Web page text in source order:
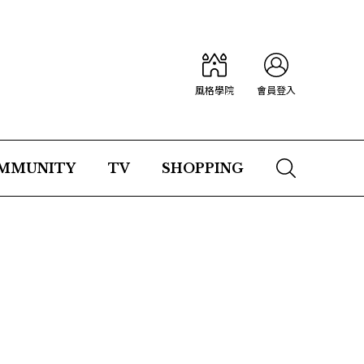
風格學院 會員登入
TV SHOPPING